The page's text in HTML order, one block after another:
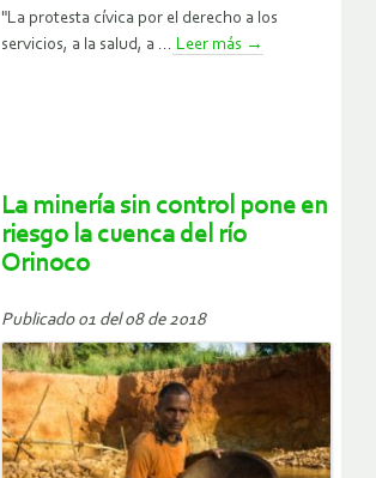
"La protesta cívica por el derecho a los
servicios, a la salud, a ... Leer más →
La minería sin control pone en
riesgo la cuenca del río
Orinoco
Publicado 01 del 08 de 2018